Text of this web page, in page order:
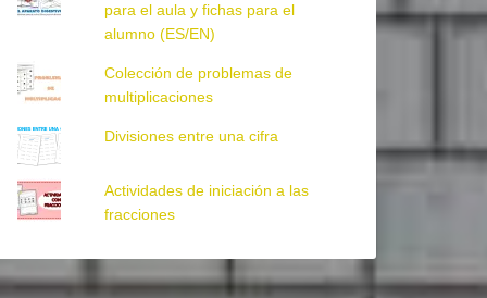
para el aula y fichas para el
alumno (ES/EN)
Colección de problemas de
multiplicaciones
Divisiones entre una cifra
Actividades de iniciación a las
fracciones